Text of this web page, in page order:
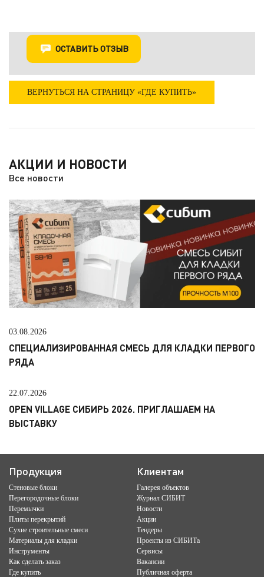
ОСТАВИТЬ ОТЗЫВ
ВЕРНУТЬСЯ НА СТРАНИЦУ «ГДЕ КУПИТЬ»
АКЦИИ И НОВОСТИ
Все новости
03.08.2026
СПЕЦИАЛИЗИРОВАННАЯ СМЕСЬ ДЛЯ КЛАДКИ ПЕРВОГО
РЯДА
22.07.2026
OPEN VILLAGE СИБИРЬ 2026. ПРИГЛАШАЕМ НА
ВЫСТАВКУ
Продукция
Стеновые блоки
Перегородочные блоки
Перемычки
Плиты перекрытий
Сухие строительные смеси
Материалы для кладки
Инструменты
Как сделать заказ
Где купить
Клиентам
Галерея объектов
Журнал СИБИТ
Новости
Акции
Тендеры
Проекты из СИБИТа
Сервисы
Вакансии
Публичная оферта